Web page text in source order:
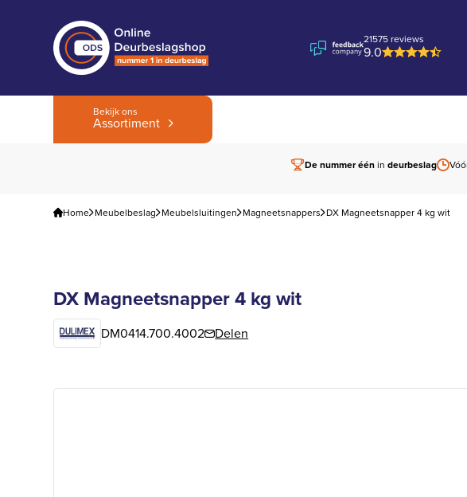
21575 reviews
9.0
Bekijk ons
Assortiment
De nummer éénin deurbeslag
Home Meubelbeslag Meubelsluitingen Magneetsnappers DX Magneetsnapper 4 kg wit
DX Magneetsnapper 4 kg wit
DM0414.700.4002 Delen